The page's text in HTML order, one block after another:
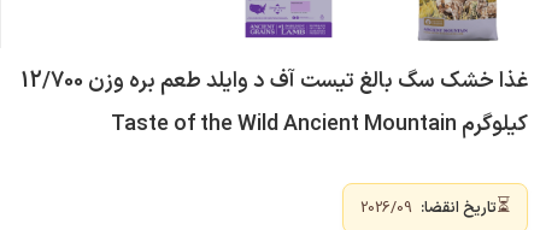
غذا خشک سگ بالغ تیست آف د وایلد طعم بره وزن 12/700
کیلوگرم Taste of the Wild Ancient Mountain
⏳تاریخ انقضا: